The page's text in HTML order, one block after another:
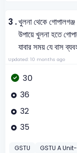
3 .খুলনা থেকে
উপায়ে খুলনা হতে
যাবার সময় যে বাস
Updated: 10 months ago
30
36
32
35
GSTU GSTU A